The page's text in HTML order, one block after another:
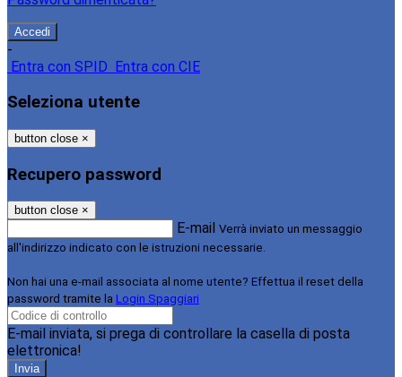
-
Entra con SPID
Entra con CIE
Seleziona utente
button close ×
Recupero password
button close ×
E-mail Verrà inviato un messaggio
all'indirizzo indicato con le istruzioni necessarie.
Non hai una e-mail associata al nome utente? Effettua il reset della
password tramite la Login Spaggiari
E-mail inviata, si prega di controllare la casella di posta
elettronica!